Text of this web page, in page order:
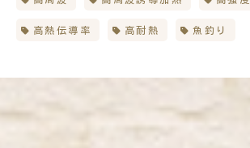
高熱伝導率 高耐熱 魚釣り